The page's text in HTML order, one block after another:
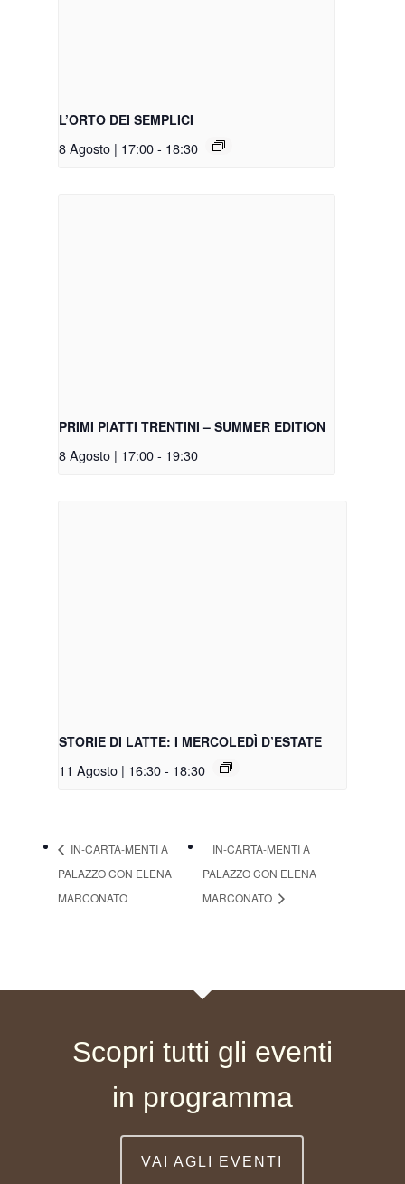
L’ORTO DEI SEMPLICI
8 Agosto | 17:00- 18:30
PRIMI PIATTI TRENTINI – SUMMER EDITION
8 Agosto | 17:00- 19:30
STORIE DI LATTE: I MERCOLEDÌ D’ESTATE
11 Agosto | 16:30- 18:30
IN-CARTA-MENTI A
PALAZZO CON ELENA
MARCONATO
IN-CARTA-MENTI A
PALAZZO CON ELENA
MARCONATO
Scopri tutti gli eventi
in programma
VAI AGLI EVENTI